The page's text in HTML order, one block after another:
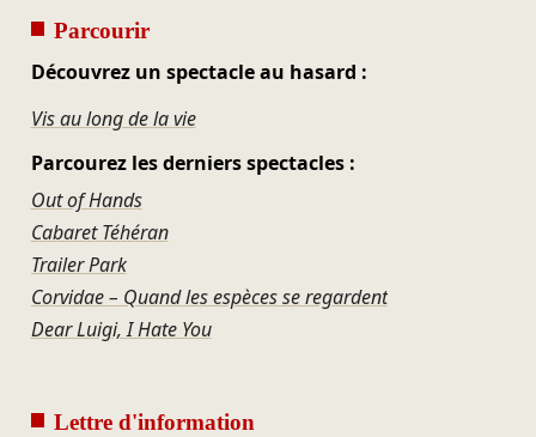
Parcourir
Découvrez un spectacle au hasard :
Vis au long de la vie
Parcourez les derniers spectacles :
Out of Hands
Cabaret Téhéran
Trailer Park
Corvidae – Quand les espèces se regardent
Dear Luigi, I Hate You
Lettre d'information